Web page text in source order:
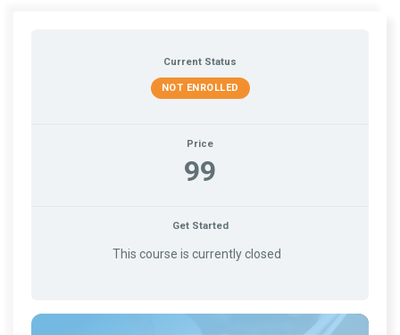
Current Status
NOT ENROLLED
Price
99
Get Started
This course is currently closed